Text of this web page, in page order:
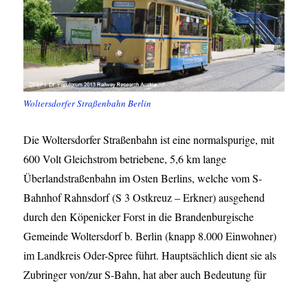
Woltersdorfer Straßenbahn Berlin
Die Woltersdorfer Straßenbahn ist eine normalspurige, mit
600 Volt Gleichstrom betriebene, 5,6 km lange
Überlandstraßenbahn im Osten Berlins, welche vom S-
Bahnhof Rahnsdorf (S 3 Ostkreuz – Erkner) ausgehend
durch den Köpenicker Forst in die Brandenburgische
Gemeinde Woltersdorf b. Berlin (knapp 8.000 Einwohner)
im Landkreis Oder-Spree führt. Hauptsächlich dient sie als
Zubringer von/zur S-Bahn, hat aber auch Bedeutung für